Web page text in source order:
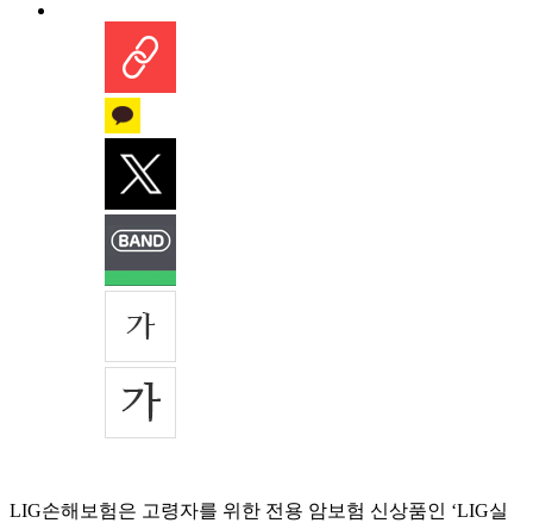
LIG손해보험은 고령자를 위한 전용 암보험 신상품인 ‘LIG실